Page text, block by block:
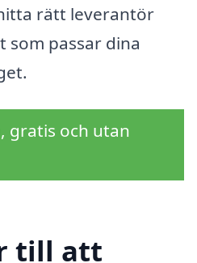
rätt leverantör
som passar dina
gratis och utan
till att